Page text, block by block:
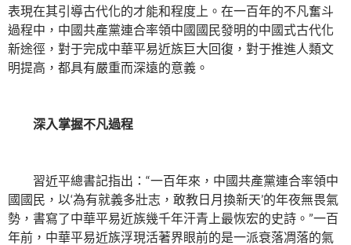
表現在其引導古代化的才能和程度上。在一百年的不凡奮斗
過程中，中國共產黨連合率領中國國民發明的中國式古代化
新途徑，對于完成中華平易近族巨大回復，對于推進人類文
明提高，都具有嚴重而深遠的意義。
深入掌握不凡過程
習近平總書記指出：“一百年來，中國共產黨連合率領中
國國民，以‘為有就義多壯志，敢教日月換新天’的年夜無畏氣
勢，書寫了中華平易近族幾千年汗青上最恢宏的史詩。”一百
年前，中華平易近族浮現活著界眼前的是一派衰落凋落的氣